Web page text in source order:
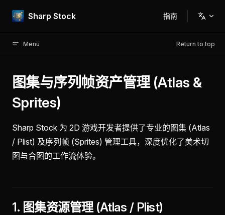
Skip to content
Sharp Stock
Main Navigation
指南
Menu Return to top
图集与序列帧资产管理 (Atlas &
Sprites)
Sharp Stock 为 2D 游戏开发者提供了专业的图集 (Atlas
/ Plist) 及序列帧 (Sprites) 管理工具，深度优化了美术切
图与合图的工作流体验。
1. 图集资源管理 (Atlas / Plist)